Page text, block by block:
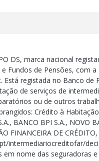
DS, marca nacional
Fundos de Pensões, com
Está registada no Banco de
de serviços de
ou de outros
Crédito à
BANCO BPI S.A., NOVO
FINANCEIRA DE
intermediariocreditofar/
em nome das seguradoras